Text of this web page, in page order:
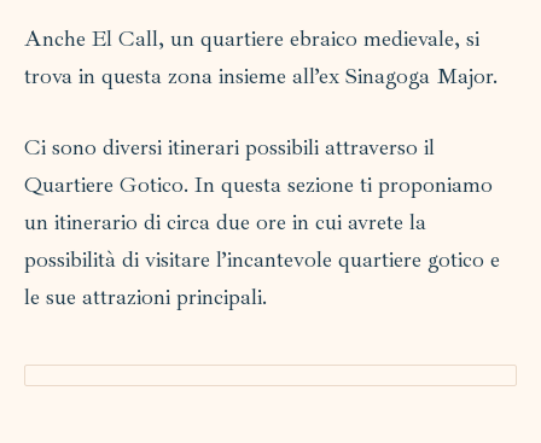
Anche El Call, un quartiere ebraico medievale, si
trova in questa zona insieme all’ex Sinagoga Major.
Ci sono diversi itinerari possibili attraverso il
Quartiere Gotico. In questa sezione ti proponiamo
un itinerario di circa due ore in cui avrete la
possibilità di visitare l’incantevole quartiere gotico e
le sue attrazioni principali.